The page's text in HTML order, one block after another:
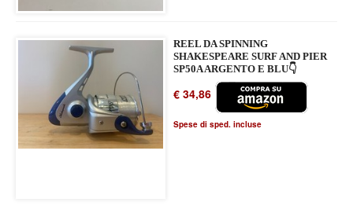
REEL DA SPINNING
SHAKESPEARE SURF AND PIER
SP50A ARGENTO E BLU👇
€ 34,86
Spese di sped. incluse